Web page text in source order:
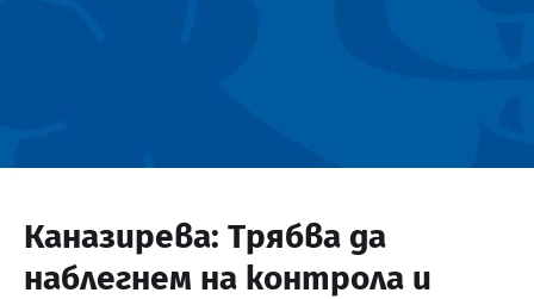
Каназирева: Трябва да
наблегнем на контрола и